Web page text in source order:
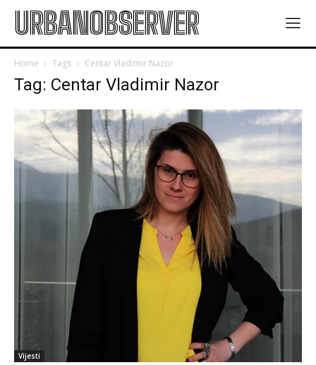
URBANOBSERVER
Home Tags Centar Vladimir Nazor
Tag: Centar Vladimir Nazor
Vijesti